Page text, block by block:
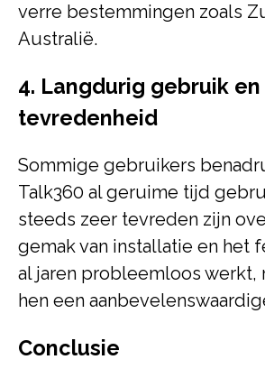
verre bestemmingen zoals
Australië.
4. Langdurig gebruik en
tevredenheid
Sommige gebruikers
Talk360 al geruime tijd
steeds zeer tevreden zijn
gemak van installatie en het
al jaren probleemloos werkt,
hen een
Conclusie